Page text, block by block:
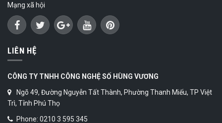
Mạng xã hội
LIÊN HỆ
CÔNG TY TNHH CÔNG NGHỆ SỐ HÙNG VƯƠNG
Ngõ 49, Đường Nguyễn Tất Thành, Phường Thanh Miếu, TP Việt
Trì, Tỉnh Phú Thọ
Phone: 0210 3 595 345